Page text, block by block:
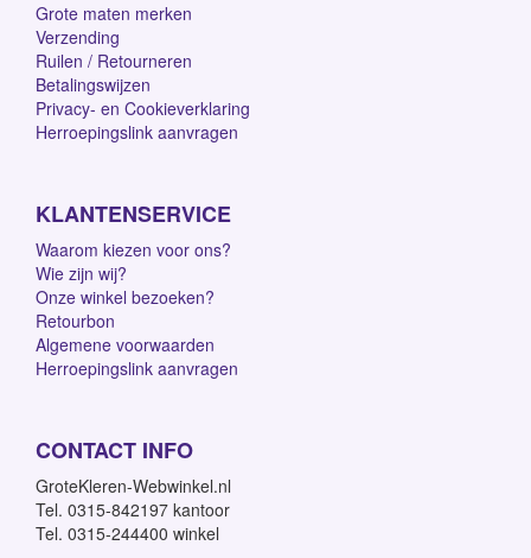
Grote maten merken
Verzending
Ruilen / Retourneren
Betalingswijzen
Privacy- en Cookieverklaring
Herroepingslink aanvragen
KLANTENSERVICE
Waarom kiezen voor ons?
Wie zijn wij?
Onze winkel bezoeken?
Retourbon
Algemene voorwaarden
Herroepingslink aanvragen
CONTACT INFO
GroteKleren-Webwinkel.nl
Tel. 0315-842197 kantoor
Tel. 0315-244400 winkel